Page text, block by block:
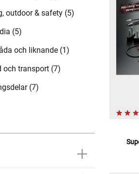
outdoor & safety (5)
(5)
och liknande (1)
och transport (7)
(7)